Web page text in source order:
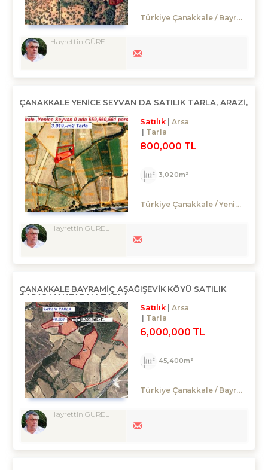
Türkiye Çanakkale / Bayramiç
Hayrettin GÜREL
ÇANAKKALE YENICE SEYVAN DA SATILIK TARLA, ARAZİ,
Satılık
Arsa
Tarla
800,000 TL
3,020m²
Türkiye Çanakkale / Yenice
Hayrettin GÜREL
ÇANAKKALE BAYRAMIÇ AŞAĞIŞEVIK KÖYÜ SATILIK
BARAJ MANZARALI TARLA
Satılık
Arsa
Tarla
6,000,000 TL
45,400m²
Türkiye Çanakkale / Bayramiç
Hayrettin GÜREL